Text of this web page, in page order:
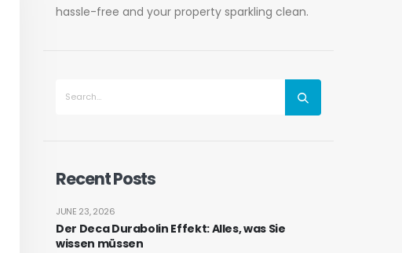
hassle-free and your property sparkling clean.
Recent Posts
Der Deca Durabolin Effekt: Alles, was Sie
wissen müssen
JUNE 23, 2026